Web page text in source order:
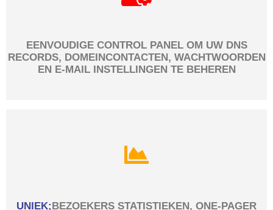
EENVOUDIGE CONTROL PANEL OM UW DNS
RECORDS, DOMEINCONTACTEN, WACHTWOORDEN
EN E-MAIL INSTELLINGEN TE BEHEREN
UNIEK;BEZOEKERS STATISTIEKEN, ONE-PAGER